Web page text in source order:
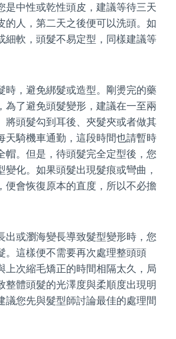
是中性或乾性頭皮，建議等待三天
的人，第二天之後便可以洗頭。如
細軟，頭髮不易定型，同樣建議等
時，避免綁髮或造型。剛燙完的藥
為了避免頭髮變形，建議在一至兩
將頭髮勾到耳後、夾髮夾或者做其
天騎機車通勤，這段時間也請暫時
帽。但是，待頭髮完全定型後，您
變化。如果頭髮出現髮痕或彎曲，
便會恢復原本的直度，所以不必擔
出或瀏海變長導致髮型變形時，您
。這樣便不需要再次處理整頭頭
上次縮毛矯正的時間相隔太久，局
整體頭髮的光澤度與柔順度出現明
議您先與髮型師討論最佳的處理間